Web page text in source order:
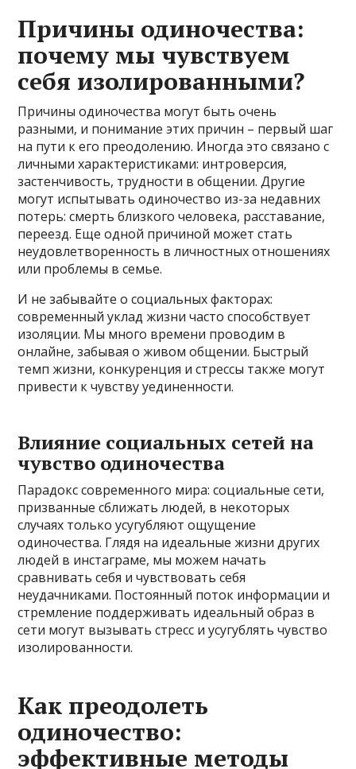
Причины одиночества:
почему мы чувствуем
себя изолированными?
Причины одиночества могут быть очень
разными, и понимание этих причин – первый шаг
на пути к его преодолению. Иногда это связано с
личными характеристиками: интроверсия,
застенчивость, трудности в общении. Другие
могут испытывать одиночество из-за недавних
потерь: смерть близкого человека, расставание,
переезд. Еще одной причиной может стать
неудовлетворенность в личностных отношениях
или проблемы в семье.
И не забывайте о социальных факторах:
современный уклад жизни часто способствует
изоляции. Мы много времени проводим в
онлайне, забывая о живом общении. Быстрый
темп жизни, конкуренция и стрессы также могут
привести к чувству уединенности.
Влияние социальных сетей на
чувство одиночества
Парадокс современного мира: социальные сети,
призванные сближать людей, в некоторых
случаях только усугубляют ощущение
одиночества. Глядя на идеальные жизни других
людей в инстаграме, мы можем начать
сравнивать себя и чувствовать себя
неудачниками. Постоянный поток информации и
стремление поддерживать идеальный образ в
сети могут вызывать стресс и усугублять чувство
изолированности.
Как преодолеть
одиночество:
эффективные методы